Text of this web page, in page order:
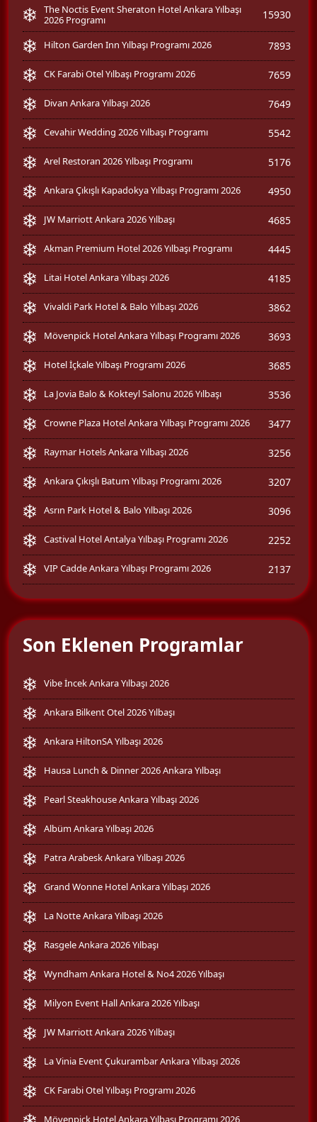
The Noctis Event Sheraton Hotel Ankara Yılbaşı
2026 Programı
15930
Hilton Garden Inn Yılbaşı Programı 2026 7893
CK Farabi Otel Yılbaşı Programı 2026 7659
Divan Ankara Yılbaşı 2026 7649
Cevahir Wedding 2026 Yılbaşı Programı 5542
Arel Restoran 2026 Yılbaşı Programı 5176
Ankara Çıkışlı Kapadokya Yılbaşı Programı 2026 4950
JW Marriott Ankara 2026 Yılbaşı 4685
Akman Premium Hotel 2026 Yılbaşı Programı 4445
Litai Hotel Ankara Yılbaşı 2026 4185
Vivaldi Park Hotel & Balo Yılbaşı 2026 3862
Mövenpick Hotel Ankara Yılbaşı Programı 2026 3693
Hotel İçkale Yılbaşı Programı 2026 3685
La Jovia Balo & Kokteyl Salonu 2026 Yılbaşı 3536
Crowne Plaza Hotel Ankara Yılbaşı Programı 2026 3477
Raymar Hotels Ankara Yılbaşı 2026 3256
Ankara Çıkışlı Batum Yılbaşı Programı 2026 3207
Asrın Park Hotel & Balo Yılbaşı 2026 3096
Castival Hotel Antalya Yılbaşı Programı 2026 2252
VIP Cadde Ankara Yılbaşı Programı 2026 2137
Son Eklenen Programlar
Vibe İncek Ankara Yılbaşı 2026
Ankara Bilkent Otel 2026 Yılbaşı
Ankara HiltonSA Yılbaşı 2026
Hausa Lunch & Dinner 2026 Ankara Yılbaşı
Pearl Steakhouse Ankara Yılbaşı 2026
Albüm Ankara Yılbaşı 2026
Patra Arabesk Ankara Yılbaşı 2026
Grand Wonne Hotel Ankara Yılbaşı 2026
La Notte Ankara Yılbaşı 2026
Rasgele Ankara 2026 Yılbaşı
Wyndham Ankara Hotel & No4 2026 Yılbaşı
Milyon Event Hall Ankara 2026 Yılbaşı
JW Marriott Ankara 2026 Yılbaşı
La Vinia Event Çukurambar Ankara Yılbaşı 2026
CK Farabi Otel Yılbaşı Programı 2026
Mövenpick Hotel Ankara Yılbaşı Programı 2026